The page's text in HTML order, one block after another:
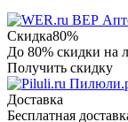
ВЕР
Скидка80%
До 80% скидки на
Получить скидку
Доставка
Бесплатная